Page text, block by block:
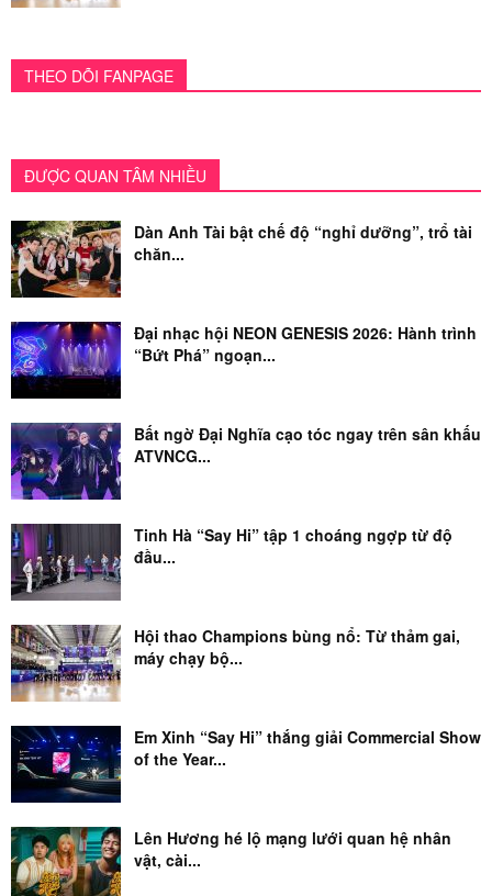
THEO DÕI FANPAGE
ĐƯỢC QUAN TÂM NHIỀU
Dàn Anh Tài bật chế độ “nghỉ dưỡng”, trổ tài
chăn...
Đại nhạc hội NEON GENESIS 2026: Hành trình
“Bứt Phá” ngoạn...
Bất ngờ Đại Nghĩa cạo tóc ngay trên sân khấu
ATVNCG...
Tinh Hà “Say Hi” tập 1 choáng ngợp từ độ
đầu...
Hội thao Champions bùng nổ: Từ thảm gai,
máy chạy bộ...
Em Xinh “Say Hi” thắng giải Commercial Show
of the Year...
Lên Hương hé lộ mạng lưới quan hệ nhân
vật, cài...